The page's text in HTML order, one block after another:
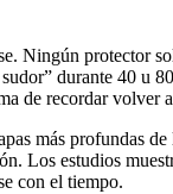
Ningún protector
durante 40
de recordar
más profundas
Los estudios
con el tiempo.